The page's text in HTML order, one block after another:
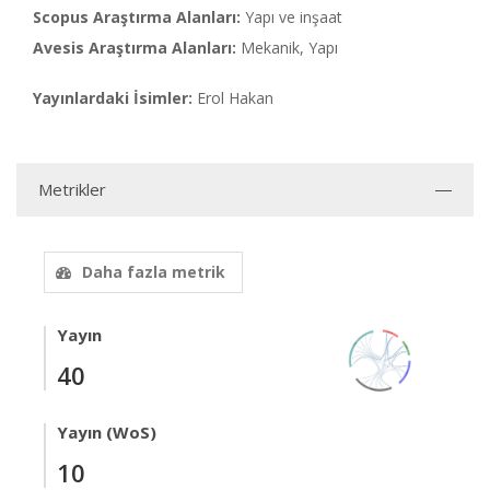
Scopus Araştırma Alanları: Yapı ve inşaat
Avesis Araştırma Alanları: Mekanik, Yapı
Yayınlardaki İsimler: Erol Hakan
Metrikler
Daha fazla metrik
Yayın
40
Yayın (WoS)
10